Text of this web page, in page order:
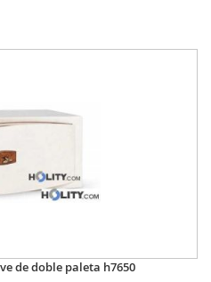
de doble paleta h7650